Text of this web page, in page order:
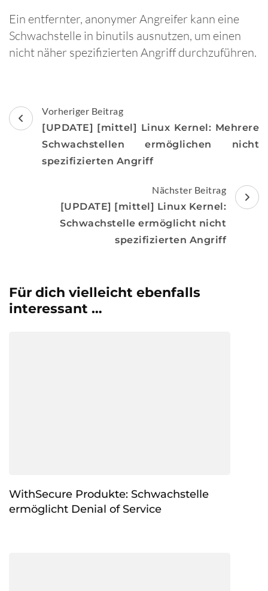
Ein entfernter, anonymer Angreifer kann eine
Schwachstelle in binutils ausnutzen, um einen
nicht näher spezifizierten Angriff durchzuführen.
Beitragsnavigation
Vorheriger Beitrag
[UPDATE] [mittel] Linux Kernel: Mehrere
Schwachstellen ermöglichen nicht
spezifizierten Angriff
Nächster Beitrag
[UPDATE] [mittel] Linux Kernel:
Schwachstelle ermöglicht nicht
spezifizierten Angriff
Für dich vielleicht ebenfalls
interessant …
WithSecure Produkte: Schwachstelle
ermöglicht Denial of Service